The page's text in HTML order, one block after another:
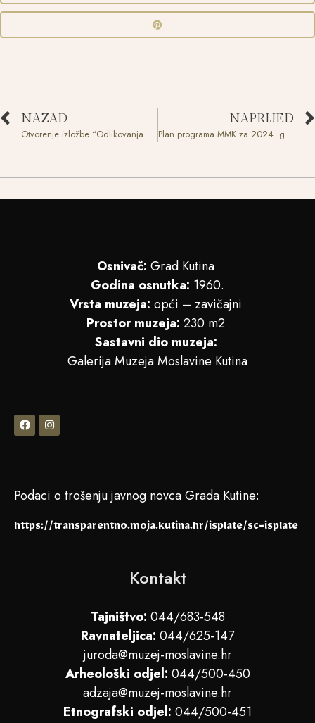
NAZAD
Otvorenje izložbe “Odlikovanja Republike Hrvatske i tijekom Domovinskog rata
NAPRIJED
Plan programa MMK za 2024. godinu
Osnivač: Grad Kutina
Godina osnutka: 1960.
Vrsta muzeja: opći – zavičajni
Prostor muzeja: 230 m2
Sastavni dio muzeja:
Galerija Muzeja Moslavine Kutina
Podaci o trošenju javnog novca Grada Kutine:
https://transparentno.moja.kutina.hr/isplate/sc-isplate
Kontakt
Tajništvo: 044/683-548
Ravnateljica: 044/625-147
juroda@muzej-moslavine.hr
Arheološki odjel: 044/500-450
adzaja@muzej-moslavine.hr
Etnografski odjel: 044/500-451